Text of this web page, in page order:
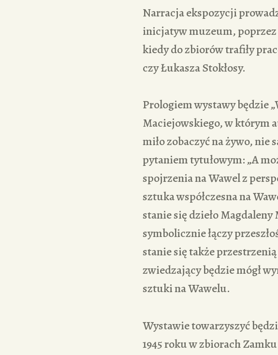
Narracja ekspozycji
inicjatyw muzeum,
kiedy do zbiorów trafiły
czy Łukasza Stokłosy.
Prologiem wystawy będzie
Maciejowskiego, w którym
miło zobaczyć na żywo,
pytaniem tytułowym: „A
spojrzenia na Wawel z
sztuka współczesna na
stanie się dzieło
symbolicznie łączy
stanie się także
zwiedzający będzie mógł
sztuki na Wawelu.
Wystawie towarzyszyć
1945 roku w zbiorach